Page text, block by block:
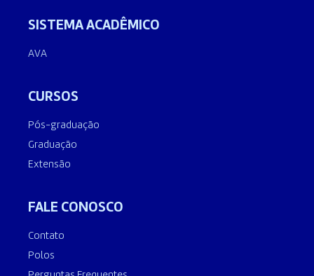
SISTEMA ACADÊMICO
AVA
CURSOS
Pós-graduação
Graduação
Extensão
FALE CONOSCO
Contato
Polos